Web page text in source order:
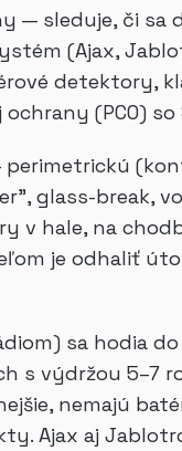
— sleduje, či sa
(Ajax,
detektory,
(PCO) so
perimetrickú
glass-break,
v hale, na
je odhaliť
sa hodia
výdržou 5–7
nemajú
Ajax aj